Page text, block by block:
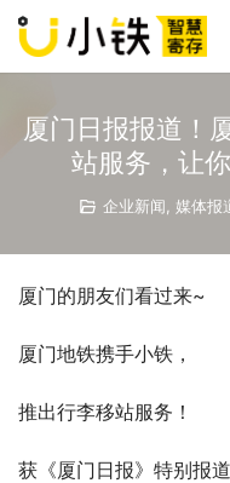
厦门日报报道！
站服务，让
企业新闻 媒体报
厦门的朋友们看过来~
厦门地铁携手小铁，
推出行李移站服务！
获《厦门日报》特别报